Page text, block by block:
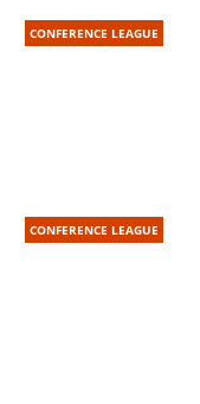
CONFERENCE LEAGUE
CONFERENCE LEAGUE